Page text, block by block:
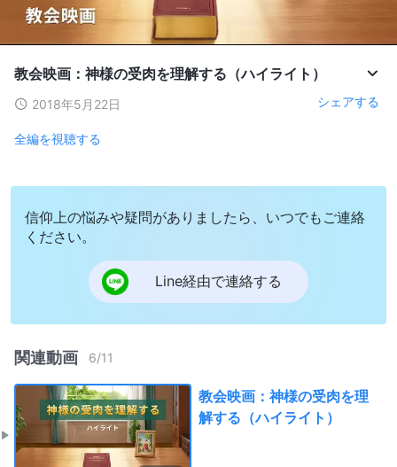
教会映画：神様の受肉を理解する（ハイライト）
2018年5月22日 シェアする
全編を視聴する
信仰上の悩みや疑問がありましたら、いつでもご連絡
ください。
Line経由で連絡する
関連動画 6/11
教会映画：神様の受肉を理
解する（ハイライト）